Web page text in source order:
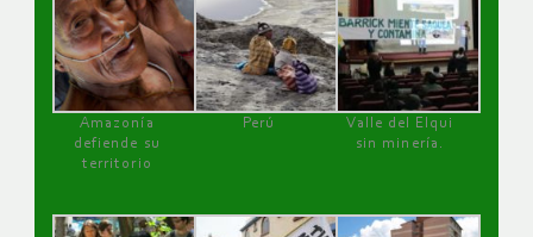
Amazonía
defiende su
territorio
Perú
Valle del Elqui
sin minería.